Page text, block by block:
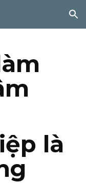
Skip to navigation
là